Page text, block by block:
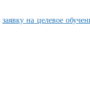
заявкуна целевое